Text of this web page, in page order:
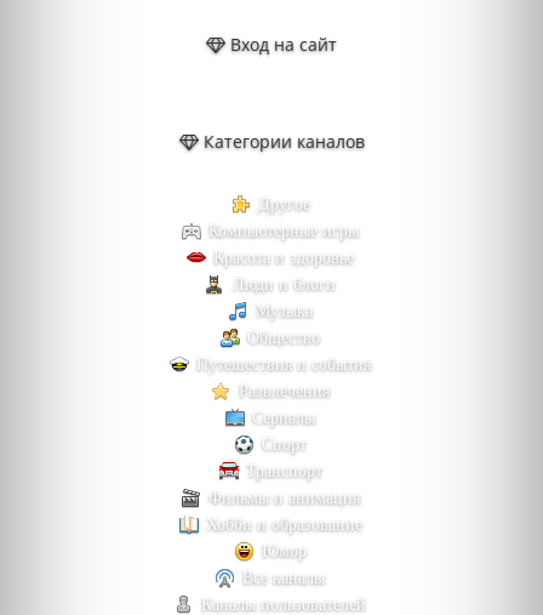
Вход на сайт
Категории каналов
Другое
Компьютерные игры
Красота и здоровье
Люди и блоги
Музыка
Общество
Путешествия и события
Развлечения
Сериалы
Спорт
Транспорт
Фильмы и анимация
Хобби и образование
Юмор
Все каналы
Каналы пользователей